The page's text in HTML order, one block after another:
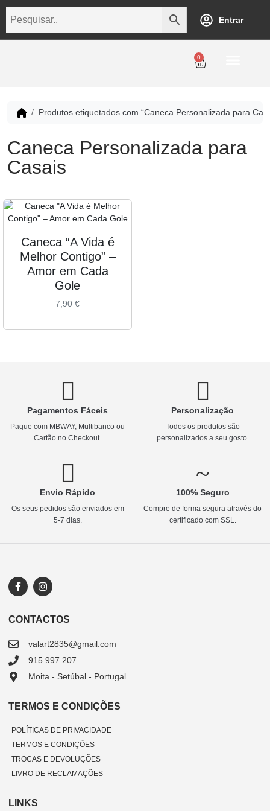
Entrar
0
Produtos etiquetados com “Caneca Personalizada para
Caneca Personalizada para
Casais
Caneca “A Vida é
Melhor Contigo” –
Amor em Cada
Gole
7,90 €
Pagamentos Fáceis
Pague com MBWAY, Multibanco ou
Cartão no Checkout.
Personalização
Todos os produtos são
personalizados a seu gosto.
Envio Rápido
Os seus pedidos são enviados em
5-7 dias.
100% Seguro
Compre de forma segura através do
certificado com SSL.
CONTACTOS
valart2835@gmail.com
915 997 207
Moita - Setúbal - Portugal
TERMOS E CONDIÇÕES
POLÍTICAS DE PRIVACIDADE
TERMOS E CONDIÇÕES
TROCAS E DEVOLUÇÕES
LIVRO DE RECLAMAÇÕES
LINKS